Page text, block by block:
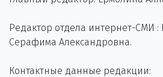
Редактор отдела интернет-СМИ
Серафима Александровна.
Контактные данные редакции: